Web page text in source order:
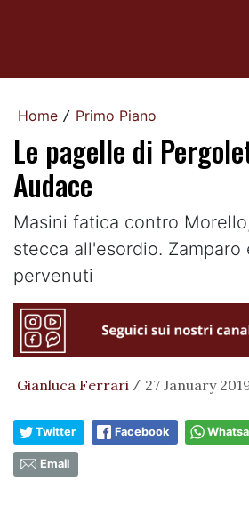
Home / Primo Piano
Le pagelle di
Audace
Masini fatica contro
stecca all'esordio. Zamparo
pervenuti
Gianluca Ferrari / 27 January
Twitter Facebook
Email